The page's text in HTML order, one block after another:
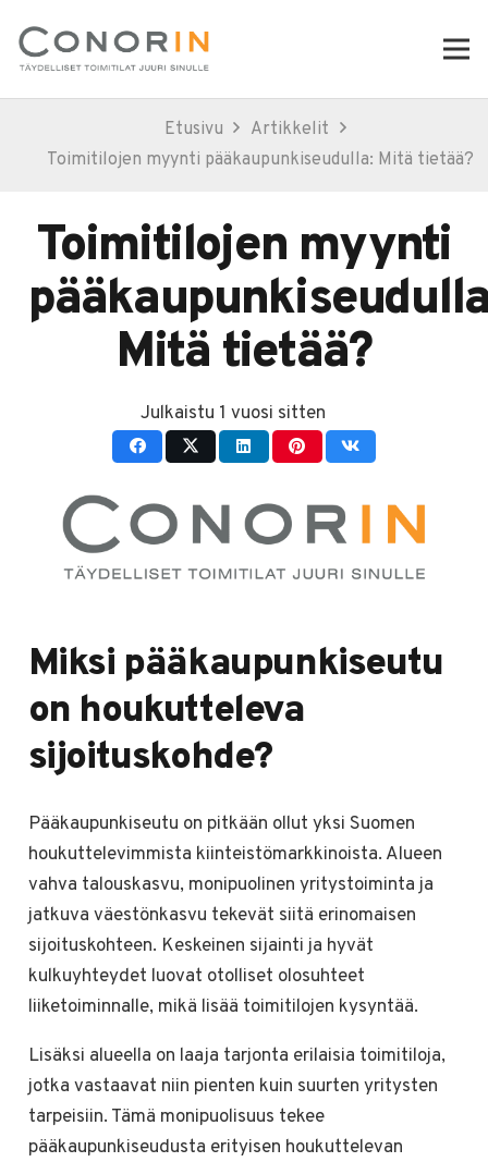
Etusivu
Artikkelit
Toimitilojen myynti pääkaupunkiseudulla: Mitä tietää?
Toimitilojen myynti
Mitä tietää?
Julkaistu 1 vuosi sitten
Miksi pääkaupunkiseutu
on houkutteleva
sijoituskohde?
Pääkaupunkiseutu on pitkään ollut yksi Suomen
houkuttelevimmista kiinteistömarkkinoista. Alueen
vahva talouskasvu, monipuolinen yritystoiminta ja
jatkuva väestönkasvu tekevät siitä erinomaisen
sijoituskohteen. Keskeinen sijainti ja hyvät
kulkuyhteydet luovat otolliset olosuhteet
liiketoiminnalle, mikä lisää toimitilojen kysyntää.
Lisäksi alueella on laaja tarjonta erilaisia toimitiloja,
jotka vastaavat niin pienten kuin suurten yritysten
tarpeisiin. Tämä monipuolisuus tekee
pääkaupunkiseudusta erityisen houkuttelevan